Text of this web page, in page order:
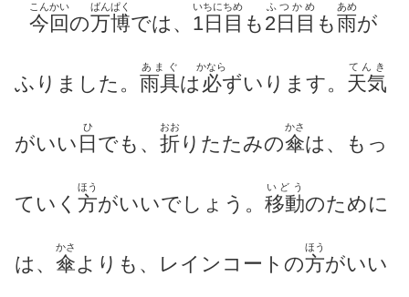
今回
こんかい
の万博
ばんぱく
では、 1日目
いちにちめ
も 2日目
ふつかめ
も雨
あめ
が
ふりました。 雨具
あまぐ
は 必
かなら
ずいります。 天気
てんき
がいい 日
ひ
でも、 折
おお
りたたみの傘
かさ
は、もっ
ていく 方
ほう
がいいでしょう。 移動
いどう
のために
は、 傘
かさ
よりも、レインコートの方
ほう
がいい